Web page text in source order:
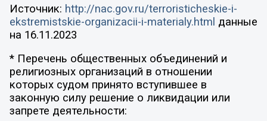
Источник: http://nac.gov.ru/terroristicheskie-i-
ekstremistskie-organizacii-i-materialy.html данные
на 16.11.2023
* Перечень общественных объединений и
религиозных организаций в отношении
которых судом принято вступившее в
законную силу решение о ликвидации или
запрете деятельности: